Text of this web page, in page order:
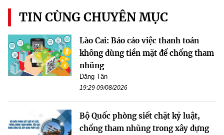
TIN CÙNG CHUYÊN MỤC
Lào Cai: Báo cáo việc thanh toán
không dùng tiền mặt để chống tham
nhũng
Đăng Tân
19:29 09/08/2026
Bộ Quốc phòng siết chặt kỷ luật,
chống tham nhũng trong xây dựng